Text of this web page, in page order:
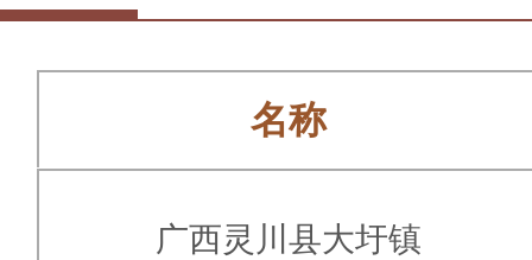
名称
广西灵川县大圩镇